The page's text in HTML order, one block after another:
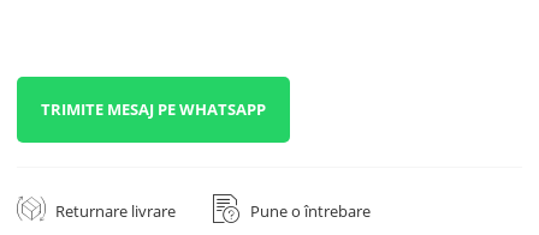
TRIMITE MESAJ PE WHATSAPP
Returnare livrare Pune o întrebare